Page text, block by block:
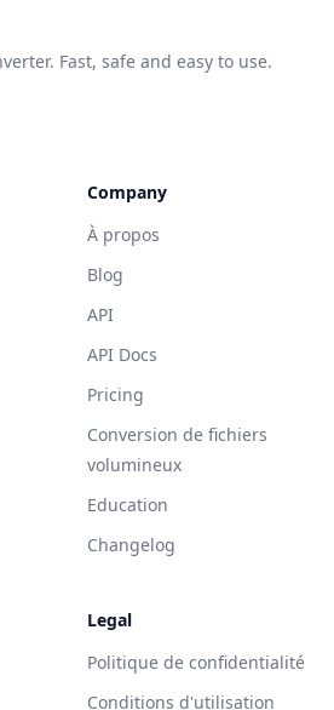
Fast, safe and easy to use.
Company
À propos
Blog
API
API Docs
Pricing
Conversion de fichiers
volumineux
Education
Changelog
Legal
Politique de confidentialité
Conditions d'utilisation